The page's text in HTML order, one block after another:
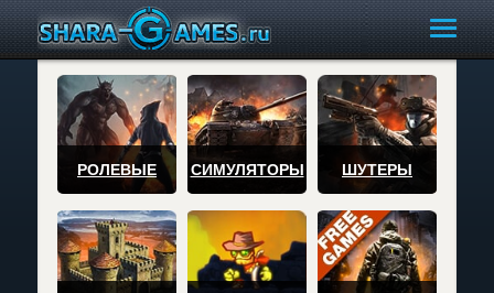
РОЛЕВЫЕ СИМУЛЯТОРЫ ШУТЕРЫ